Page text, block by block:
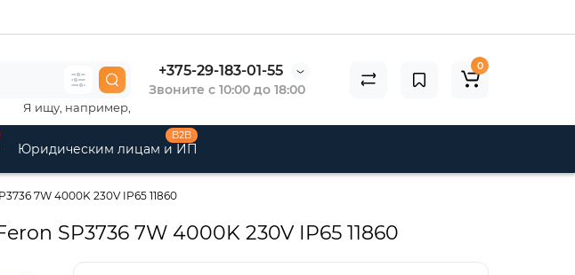
+375-29-183-01-55
Звоните с 10:00 до 18:00
Я ищу, например,
0
B2B
Юридическим лицам и ИП
7W 4000K 230V IP65 11860
SP3736 7W 4000K 230V IP65 11860